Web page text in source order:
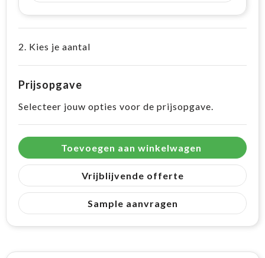
2. Kies je aantal
Prijsopgave
Selecteer jouw opties voor de prijsopgave.
Toevoegen aan winkelwagen
Vrijblijvende offerte
Sample aanvragen